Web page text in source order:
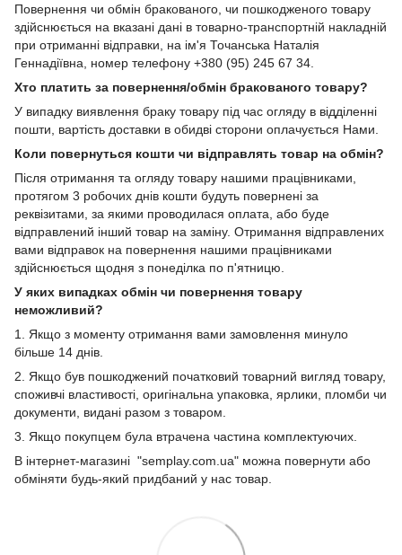
Повернення чи обмін бракованого, чи пошкодженого товару
здійснюється на вказані дані в товарно-транспортній накладній
при отриманні відправки, на ім'я Точанська Наталія
Геннадіївна, номер телефону +380 (95) 245 67 34.
Хто платить за повернення/обмін бракованого товару?
У випадку виявлення браку товару під час огляду в відділенні
пошти, вартість доставки в обидві сторони оплачується Нами.
Коли повернуться кошти чи відправлять товар на обмін?
Після отримання та огляду товару нашими працівниками,
протягом 3 робочих днів кошти будуть повернені за
реквізитами, за якими проводилася оплата, або буде
відправлений інший товар на заміну. Отримання відправлених
вами відправок на повернення нашими працівниками
здійснюється щодня з понеділка по п'ятницю.
У яких випадках обмін чи повернення товару
неможливий?
1. Якщо з моменту отримання вами замовлення минуло
більше 14 днів.
2. Якщо був пошкоджений початковий товарний вигляд товару,
споживчі властивості, оригінальна упаковка, ярлики, пломби чи
документи, видані разом з товаром.
3. Якщо покупцем була втрачена частина комплектуючих.
В інтернет-магазині "semplay.com.ua" можна повернути або
обміняти будь-який придбаний у нас товар.